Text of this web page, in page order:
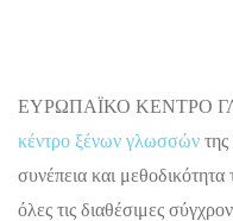
ΕΥΡΩΠΑΪΚΟ ΚΕΝΤΡΟ
κέντρο ξένων γλωσσών
συνέπεια και μεθοδικότητα
όλες τις διαθέσιμες